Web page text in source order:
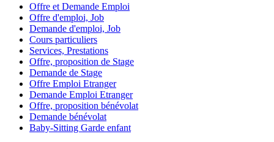
Offre et Demande Emploi
Offre d'emploi, Job
Demande d'emploi, Job
Cours particuliers
Services, Prestations
Offre, proposition de Stage
Demande de Stage
Offre Emploi Etranger
Demande Emploi Etranger
Offre, proposition bénévolat
Demande bénévolat
Baby-Sitting Garde enfant